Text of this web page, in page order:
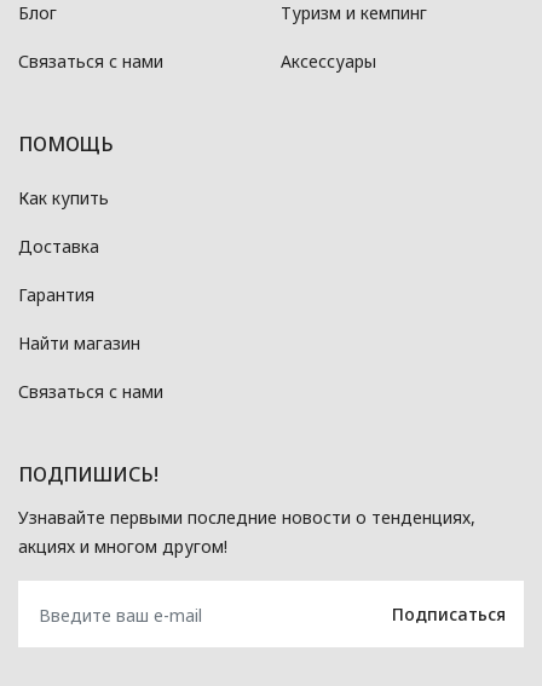
Блог
Связаться с нами
Туризм и кемпинг
Аксессуары
ПОМОЩЬ
Как купить
Доставка
Гарантия
Найти магазин
Связаться с нами
ПОДПИШИСЬ!
Узнавайте первыми последние новости о тенденциях,
акциях и многом другом!